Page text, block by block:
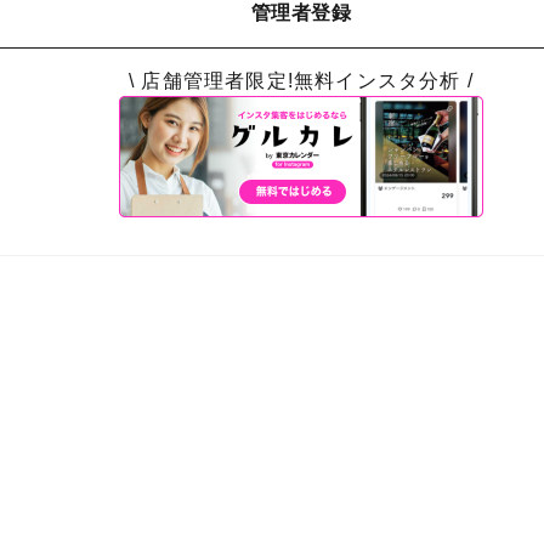
管理者登録
\ 店舗管理者限定!無料インスタ分析 /